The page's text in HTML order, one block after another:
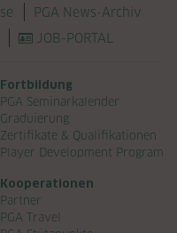
PGA News-Archiv
JOB-PORTAL
Fortbildung
PGA Seminarkalender
Graduierung
Zertifikate & Qualifikationen
Player Development Program
Kooperationen
Partner
PGA Travel